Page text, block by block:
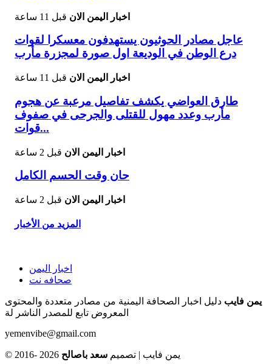
اخبار اليمن الان قبل 11 ساعة
عاجل مصادر الحوثيون يستهدفون معسكرا لقوات
درع الوطن في الوديعة اول صورة لمجزرة مأرب
اخبار اليمن الان قبل 11 ساعة
طارق العواضي يكشف تفاصيل مرعبة عن هجوم
مأرب وعدد مهول للقتلى والجرحى في صفوف
قوات...
اخبار اليمن الان قبل 2 ساعة
حان وقت الحسم الكامل
اخبار اليمن الان قبل 2 ساعة
المزيد من الأخبار
اخبار اليمن
صحافه نت
يمن فايب دليل اخبار الصحافة اليمنية من مصادر متعددة والمحتوى
المعروض تابع للمصدر الناشر لة
yemenvibe@gmail.com
© 2016- 2026 يمن فايب | تصميم سعد باصالح